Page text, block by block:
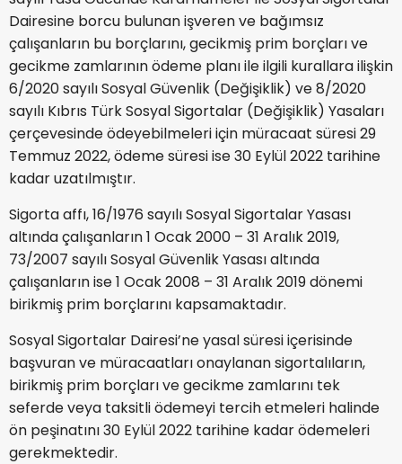
Dairesine borcu bulunan işveren ve bağımsız
çalışanların bu borçlarını, gecikmiş prim borçları ve
gecikme zamlarının ödeme planı ile ilgili kurallara ilişkin
6/2020 sayılı Sosyal Güvenlik (Değişiklik) ve 8/2020
sayılı Kıbrıs Türk Sosyal Sigortalar (Değişiklik) Yasaları
çerçevesinde ödeyebilmeleri için müracaat süresi 29
Temmuz 2022, ödeme süresi ise 30 Eylül 2022 tarihine
kadar uzatılmıştır.
Sigorta affı, 16/1976 sayılı Sosyal Sigortalar Yasası
altında çalışanların 1 Ocak 2000 – 31 Aralık 2019,
73/2007 sayılı Sosyal Güvenlik Yasası altında
çalışanların ise 1 Ocak 2008 – 31 Aralık 2019 dönemi
birikmiş prim borçlarını kapsamaktadır.
Sosyal Sigortalar Dairesi’ne yasal süresi içerisinde
başvuran ve müracaatları onaylanan sigortalıların,
birikmiş prim borçları ve gecikme zamlarını tek
seferde veya taksitli ödemeyi tercih etmeleri halinde
ön peşinatını 30 Eylül 2022 tarihine kadar ödemeleri
gerekmektedir.